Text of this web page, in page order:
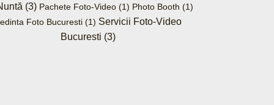
(3) Pachete Foto-Video(1) Photo Booth (1)
Foto Bucuresti(1) Servicii Foto-Video
Bucuresti (3)